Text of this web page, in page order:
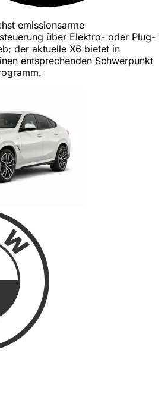
emissionsarme
über Elektro- oder Plug-
der aktuelle X6 bietet in
entsprechenden Schwerpunkt